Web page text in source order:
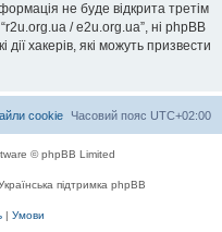
не буде відкрита третім
/ e2u.org.ua”, ні phpBB
дії хакерів, які можуть призвести
Часовий пояс UTC+02:00
cookie
© phpBB Limited
підтримка phpBB
| Умови